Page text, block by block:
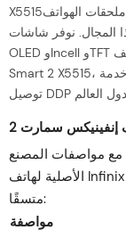
X5515؟ هورايزون هي شركة متخصصة في توريد ملحقات الهواتف
عن 10 سنوات في هذا المجال. نوفر شاشات
OLED وIncell وTFT وشاشات بديلة أصلية عالية الجودة لهاتف Infinix
Smart 2 X5515، بجودة موثوقة وأسعار تنافسية من المصنع، مع خدمة
مع مواصفات المصنع
الأصلية لهاتف Infinix Smart 2 X5515، مما يضمن ملاءمة مثالية وأداءً
متسقًا:
مواصفة